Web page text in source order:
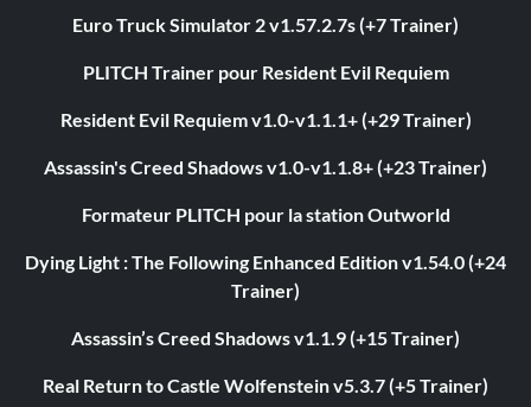
Euro Truck Simulator 2 v1.57.2.7s (+7 Trainer)
PLITCH Trainer pour Resident Evil Requiem
Resident Evil Requiem v1.0-v1.1.1+ (+29 Trainer)
Assassin's Creed Shadows v1.0-v1.1.8+ (+23 Trainer)
Formateur PLITCH pour la station Outworld
Dying Light : The Following Enhanced Edition v1.54.0 (+24
Trainer)
Assassin’s Creed Shadows v1.1.9 (+15 Trainer)
Real Return to Castle Wolfenstein v5.3.7 (+5 Trainer)